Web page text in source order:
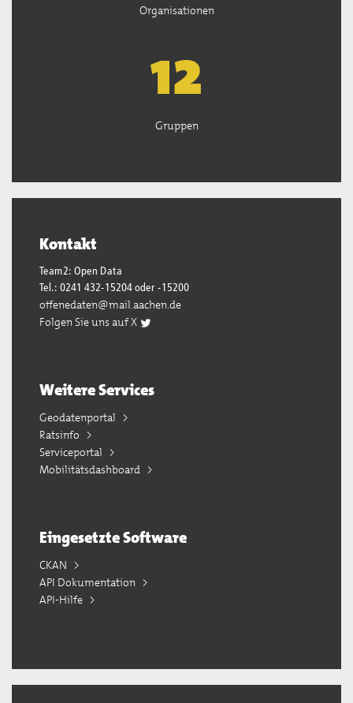
Organisationen
13
Gruppen
Kontakt
Team2: Open Data
Tel.: 0241 432-15204 oder -15200
offenedaten@mail.aachen.de
Folgen Sie uns auf X
Weitere Services
Geodatenportal
Ratsinfo
Serviceportal
Mobilitätsdashboard
Eingesetzte Software
CKAN
API Dokumentation
API-Hilfe